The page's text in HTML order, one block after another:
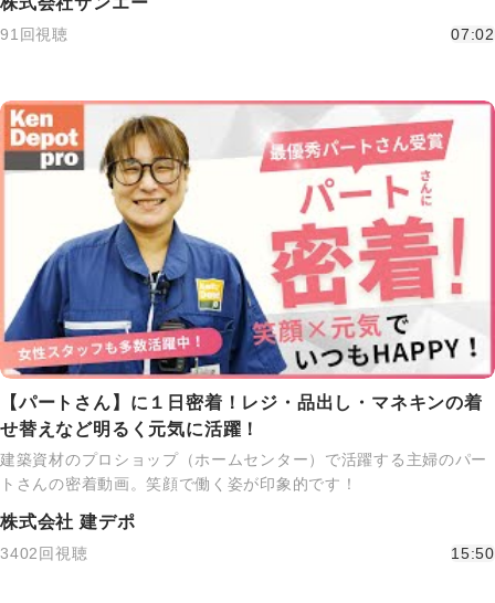
91回視聴 07:02
【パートさん】に１日密着！レジ・品出し・マネキンの着
せ替えなど明るく元気に活躍！
建築資材のプロショップ（ホームセンター）で活躍する主婦のパー
トさんの密着動画。笑顔で働く姿が印象的です！
株式会社 建デポ
3402回視聴 15:50